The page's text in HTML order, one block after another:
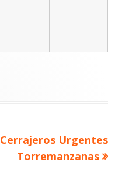
Artículo
siguiente
Cerrajeros Urgentes
Torremanzanas